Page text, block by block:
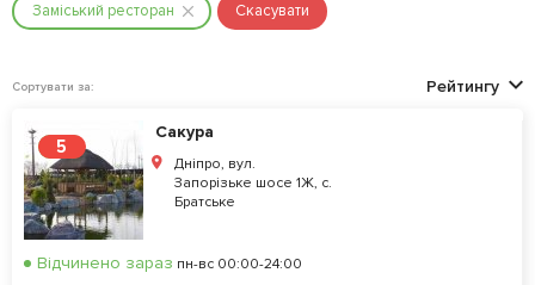
Заміський ресторан Скасувати
Сортувати за: Рейтингу
5
Сакура
Дніпро, вул.
Запорізьке шосе 1Ж, с.
Братське
Відчинено зараз пн-вс 00:00-24:00